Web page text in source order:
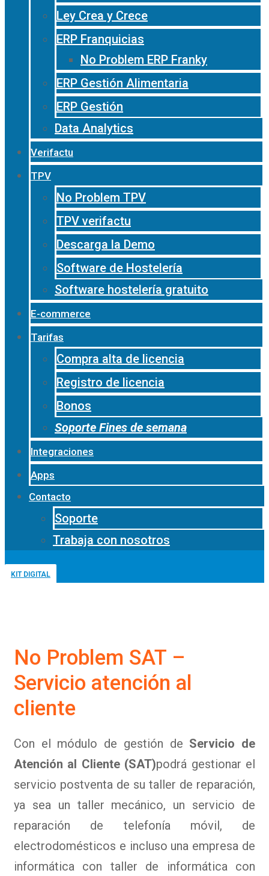
Ley Crea y Crece
ERP Franquicias
No Problem ERP Franky
ERP Gestión Alimentaria
ERP Gestión
Data Analytics
Verifactu
TPV
No Problem TPV
TPV verifactu
Descarga la Demo
Software de Hostelería
Software hostelería gratuito
E-commerce
Tarifas
Compra alta de licencia
Registro de licencia
Bonos
Soporte Fines de semana
Integraciones
Apps
Contacto
Soporte
Trabaja con nosotros
KIT DIGITAL
No Problem SAT –
Servicio atención al
cliente
Con el módulo de gestión de Servicio de
Atención al Cliente (SAT)podrá gestionar el
servicio postventa de su taller de reparación,
ya sea un taller mecánico, un servicio de
reparación de telefonía móvil, de
electrodomésticos e incluso una empresa de
informática con taller de informática con